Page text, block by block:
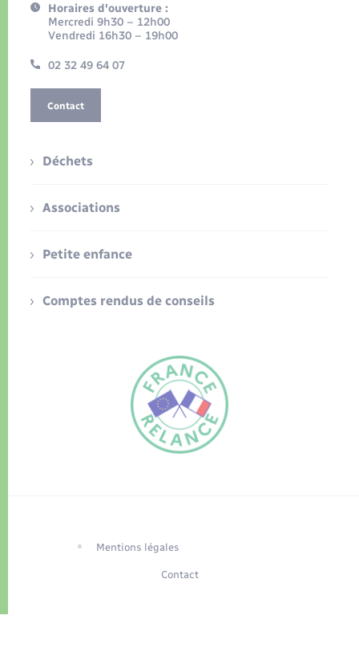
Horaires d'ouverture :
Mercredi 9h30 – 12h00
Vendredi 16h30 – 19h00
02 32 49 64 07
Contact
Déchets
Associations
Petite enfance
Comptes rendus de conseils
Mentions légales
Contact